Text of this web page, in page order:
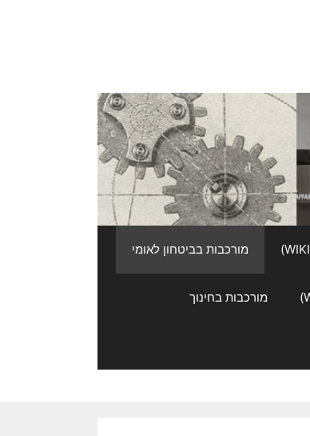
מורכבות בביטחון לאומי
מורכבות בחינוך